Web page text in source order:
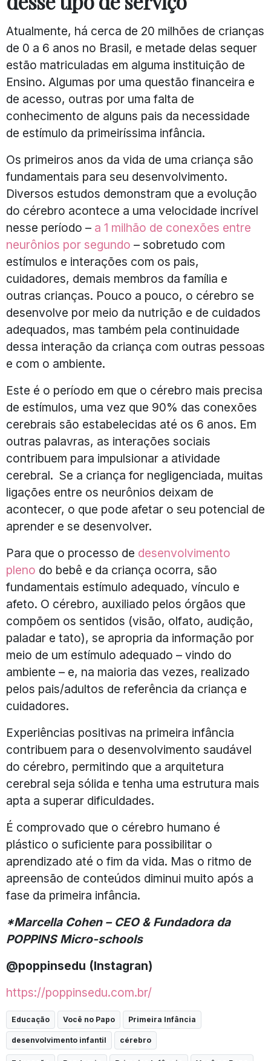
Atualmente, há cerca de 20 milhões de crianças
de 0 a 6 anos no Brasil, e metade delas sequer
estão matriculadas em alguma instituição de
Ensino. Algumas por uma questão financeira e
de acesso, outras por uma falta de
conhecimento de alguns pais da necessidade
de estímulo da primeiríssima infância.
Os primeiros anos da vida de uma criança são
fundamentais para seu desenvolvimento.
Diversos estudos demonstram que a evolução
do cérebro acontece a uma velocidade incrível
nesse período – a 1 milhão de conexões entre
neurônios por segundo – sobretudo com
estímulos e interações com os pais,
cuidadores, demais membros da família e
outras crianças. Pouco a pouco, o cérebro se
desenvolve por meio da nutrição e de cuidados
adequados, mas também pela continuidade
dessa interação da criança com outras pessoas
e com o ambiente.
Este é o período em que o cérebro mais precisa
de estímulos, uma vez que 90% das conexões
cerebrais são estabelecidas até os 6 anos. Em
outras palavras, as interações sociais
contribuem para impulsionar a atividade
cerebral. Se a criança for negligenciada, muitas
ligações entre os neurônios deixam de
acontecer, o que pode afetar o seu potencial de
aprender e se desenvolver.
Para que o processo de desenvolvimento
pleno do bebê e da criança ocorra, são
fundamentais estímulo adequado, vínculo e
afeto. O cérebro, auxiliado pelos órgãos que
compõem os sentidos (visão, olfato, audição,
paladar e tato), se apropria da informação por
meio de um estímulo adequado – vindo do
ambiente – e, na maioria das vezes, realizado
pelos pais/adultos de referência da criança e
cuidadores.
Experiências positivas na primeira infância
contribuem para o desenvolvimento saudável
do cérebro, permitindo que a arquitetura
cerebral seja sólida e tenha uma estrutura mais
apta a superar dificuldades.
É comprovado que o cérebro humano é
plástico o suficiente para possibilitar o
aprendizado até o fim da vida. Mas o ritmo de
apreensão de conteúdos diminui muito após a
fase da primeira infância.
*Marcella Cohen – CEO& Fundadora da
POPPINS Micro-schools
@poppinsedu (Instagran)
https://poppinsedu.com.br/
Educação Você no Papo Primeira Infância
desenvolvimento infantil cérebro